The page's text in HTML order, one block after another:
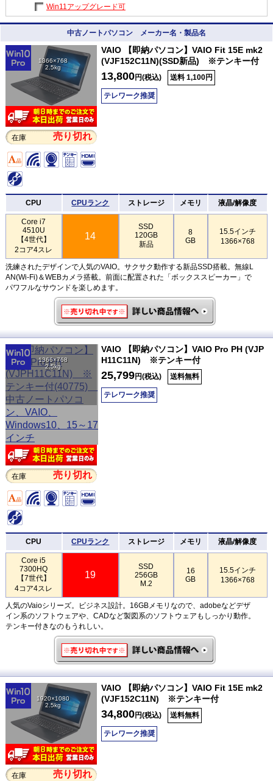
Win11アップグレード可
中古ノートパソコン メーカー名・製品名
1366×768
2.5kg
在庫 売り切れ
VAIO 【即納パソコン】VAIO Fit 15E mk2
(VJF152C11N)(SSD新品) ※テンキー付
13,800円(税込) 送料 1,100円
テレワーク推奨
CPU CPUランク ストレージ メモリ 液晶/解像度
Core i7
4510U
【4世代】
2コア4スレ
14
SSD
120GB
新品
8
GB
15.5インチ
1366×768
洗練されたデザインで人気のVAIO。サクサク動作する新品SSD搭載。無線L
AN(Wi-Fi)＆WEBカメラ搭載。前面に配置された「ボックススピーカー」で
パワフルなサウンドを楽しめます。
1366×768
2.5kg
在庫 売り切れ
VAIO 【即納パソコン】VAIO Pro PH (VJP
H11C11N) ※テンキー付
25,799円(税込) 送料無料
テレワーク推奨
CPU CPUランク ストレージ メモリ 液晶/解像度
Core i5
7300HQ
【7世代】
4コア4スレ
19
SSD
256GB
M.2
16
GB
15.5インチ
1366×768
人気のVaioシリーズ。ビジネス設計。16GBメモリなので、adobeなどデザ
イン系のソフトウェアや、CADなど製図系のソフトウェアもしっかり動作。
テンキー付きなのもうれしい。
1920×1080
2.5kg
在庫 売り切れ
VAIO 【即納パソコン】VAIO Fit 15E mk2
(VJF152C11N) ※テンキー付
34,800円(税込) 送料無料
テレワーク推奨